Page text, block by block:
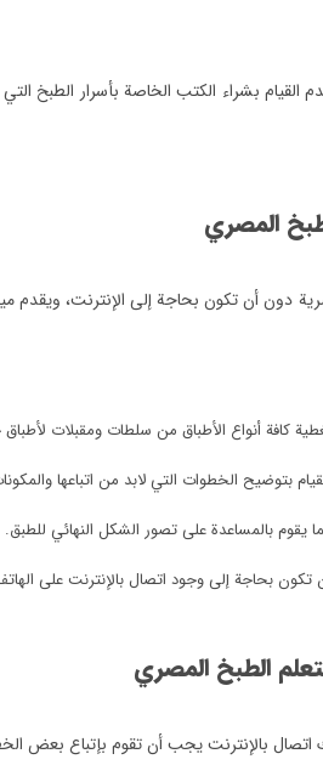
بشراء الكتب الخاصة بأسرار الطبخ
المصري
دون أن تكون بحاجة إلى الإنترنت،
كافة أنواع الأطباق من سلطات ومقبلات
بتوضيح الخطوات التي لابد من اتباعها
بالمساعدة على تصور الشكل النهائي للطبق.
بحاجة إلى وجود اتصال بالإنترنت على
الطبخ المصري
بالإنترنت يجب أن تقوم بإتباع بعض